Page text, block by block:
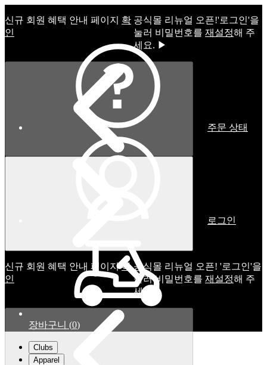
신규 회원 혜택 안내 페이지 확
인
공식몰 리뉴얼 오픈!ㅤ'로그인'을
눌러 비밀번호를 재설정해 주
세요. ▶
신규 회원 혜택 안내 페이지확
인
공식몰 리뉴얼 오픈! '로그인'을
눌러 비밀번호를 재설정해 주
세요.
주문 상태
로그인
장바구니 (0)
Clubs
Apparel